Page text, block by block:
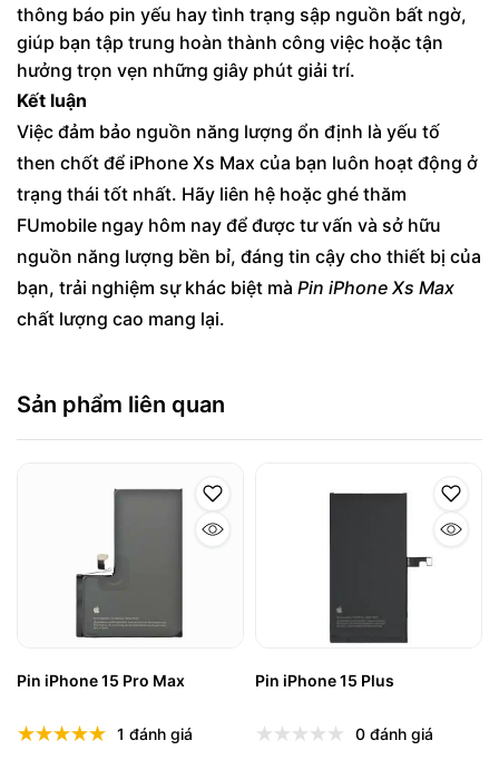
thông báo pin yếu hay tình trạng sập nguồn bất ngờ,
giúp bạn tập trung hoàn thành công việc hoặc tận
hưởng trọn vẹn những giây phút giải trí.
Kết luận
Việc đảm bảo nguồn năng lượng ổn định là yếu tố
then chốt để iPhone Xs Max của bạn luôn hoạt động ở
trạng thái tốt nhất. Hãy liên hệ hoặc ghé thăm
FUmobile ngay hôm nay để được tư vấn và sở hữu
nguồn năng lượng bền bỉ, đáng tin cậy cho thiết bị của
bạn, trải nghiệm sự khác biệt mà Pin iPhone Xs Max
chất lượng cao mang lại.
Sản phẩm liên quan
Pin iPhone 15 Pro Max
1 đánh giá
Pin iPhone 15 Plus
0 đánh giá